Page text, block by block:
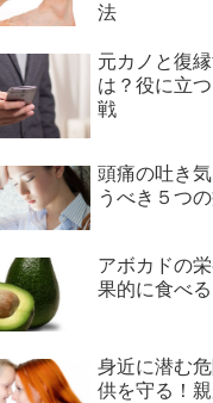
法
元カノと復
は？役に立
戦
頭痛の吐き
うべき５つ
アボカドの
果的に食べ
身近に潜む
供を守る！